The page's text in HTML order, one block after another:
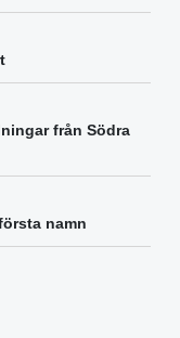
från Södra
namn